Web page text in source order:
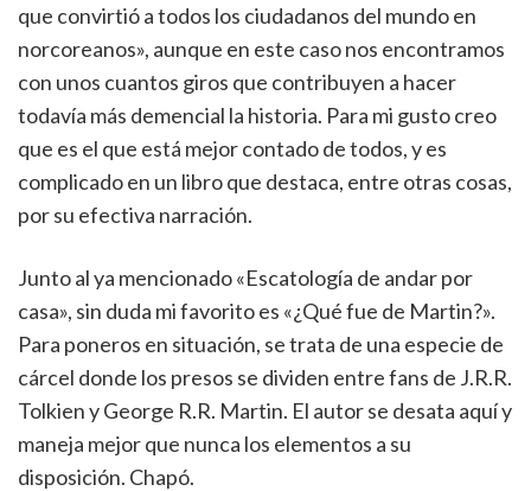
que convirtió a todos los ciudadanos del mundo en
norcoreanos», aunque en este caso nos encontramos
con unos cuantos giros que contribuyen a hacer
todavía más demencial la historia. Para mi gusto creo
que es el que está mejor contado de todos, y es
complicado en un libro que destaca, entre otras cosas,
por su efectiva narración.
Junto al ya mencionado «Escatología de andar por
casa», sin duda mi favorito es «¿Qué fue de Martin?».
Para poneros en situación, se trata de una especie de
cárcel donde los presos se dividen entre fans de J.R.R.
Tolkien y George R.R. Martin. El autor se desata aquí y
maneja mejor que nunca los elementos a su
disposición. Chapó.